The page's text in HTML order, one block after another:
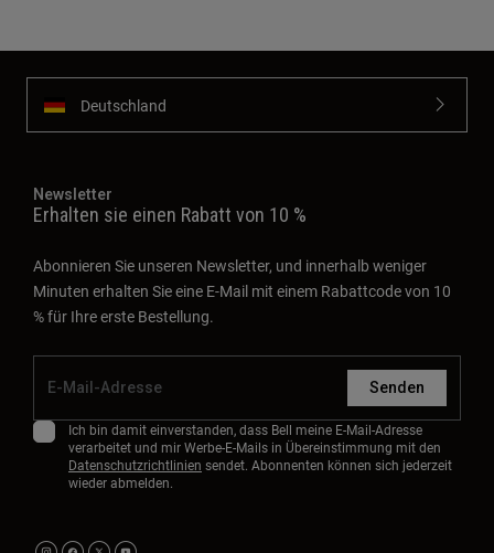
Deutschland
Newsletter
Erhalten sie einen Rabatt von 10 %
Abonnieren Sie unseren Newsletter, und innerhalb weniger
Minuten erhalten Sie eine E-Mail mit einem Rabattcode von 10
% für Ihre erste Bestellung.
Senden
Ich bin damit einverstanden, dass Bell meine E-Mail-Adresse
verarbeitet und mir Werbe-E-Mails in Übereinstimmung mit den
Datenschutzrichtlinien sendet. Abonnenten können sich jederzeit
wieder abmelden.